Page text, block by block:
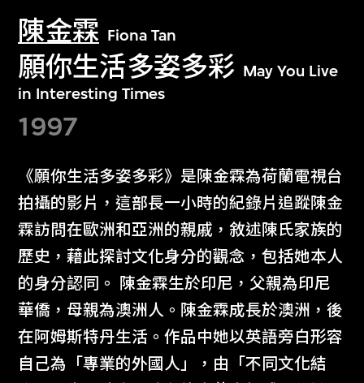
陳金霖 Fiona Tan
願你生活多姿多彩 May You Live
in Interesting Times
1997
《願你生活多姿多彩》是陳金霖為荷蘭電視台
拍攝的影片，這部長一小時的紀錄片追蹤陳金
霖訪問在歐洲和亞洲的親戚，敘述陳氏家族的
歷史，藉此探討文化身分的觀念，包括她本人
的身分認同。 陳金霖生於印尼，父親為印尼
華僑，母親為澳洲人。陳金霖成長於澳洲，後
在阿姆斯特丹生活。作品中她以英語旁白形容
自己為「專業的外國人」，由「不同文化結
文化藏品。